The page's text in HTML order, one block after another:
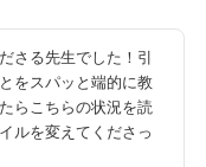
さる先生でした！引
をスパッと端的に教
らこちらの状況を読
ルを変えてくださっ